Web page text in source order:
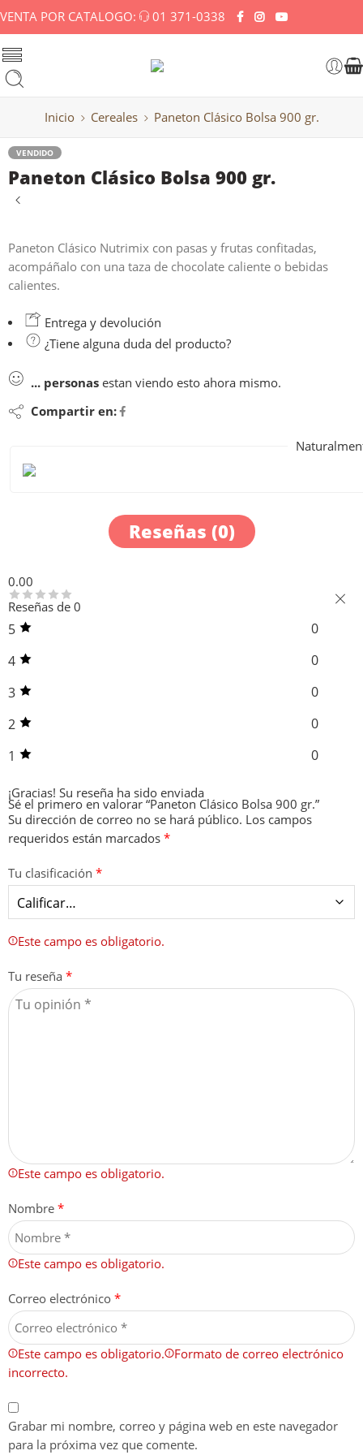
VENTA POR CATALOGO: 01 371-0338
Inicio Cereales Paneton Clásico Bolsa 900 gr.
VENDIDO
Paneton Clásico Bolsa 900 gr.
Paneton Clásico Nutrimix con pasas y frutas confitadas,
acompáñalo con una taza de chocolate caliente o bebidas
calientes.
Entrega y devolución
¿Tiene alguna duda del producto?
... personas estan viendo esto ahora mismo.
Compartir en:
Reseñas (0)
0.00
Reseñas de 0
5
0
4
0
3
0
2
0
1
0
¡Gracias! Su reseña ha sido enviada
Sé el primero en valorar “Paneton Clásico Bolsa 900 gr.”
Su dirección de correo no se hará público. Los campos
requeridos están marcados *
Tu clasificación *
Este campo es obligatorio.
Tu reseña *
Este campo es obligatorio.
Nombre *
Este campo es obligatorio.
Correo electrónico *
Este campo es obligatorio.
Formato de correo electrónico
incorrecto.
Grabar mi nombre, correo y página web en este navegador
para la próxima vez que comente.